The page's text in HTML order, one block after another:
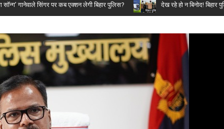
सिंगर पर कब एक्शन लेगी बिहार पुलिस? देख रहे हो न बिनोद! बिहार